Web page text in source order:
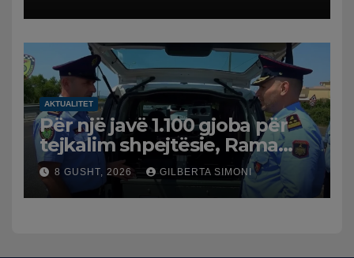
AKTUALITET
Për një javë 1.100 gjoba për
tejkalim shpejtësie, Rama
publikon videon: Kamerat e
trafikut së shpejti në
funksion
8 GUSHT, 2026 GILBERTA SIMONI